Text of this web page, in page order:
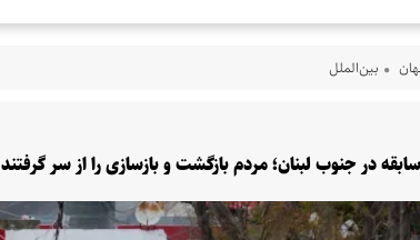
بین‌الملل
در جنوب لبنان؛ مردم بازگشت و بازسازی را از سر گرفتند